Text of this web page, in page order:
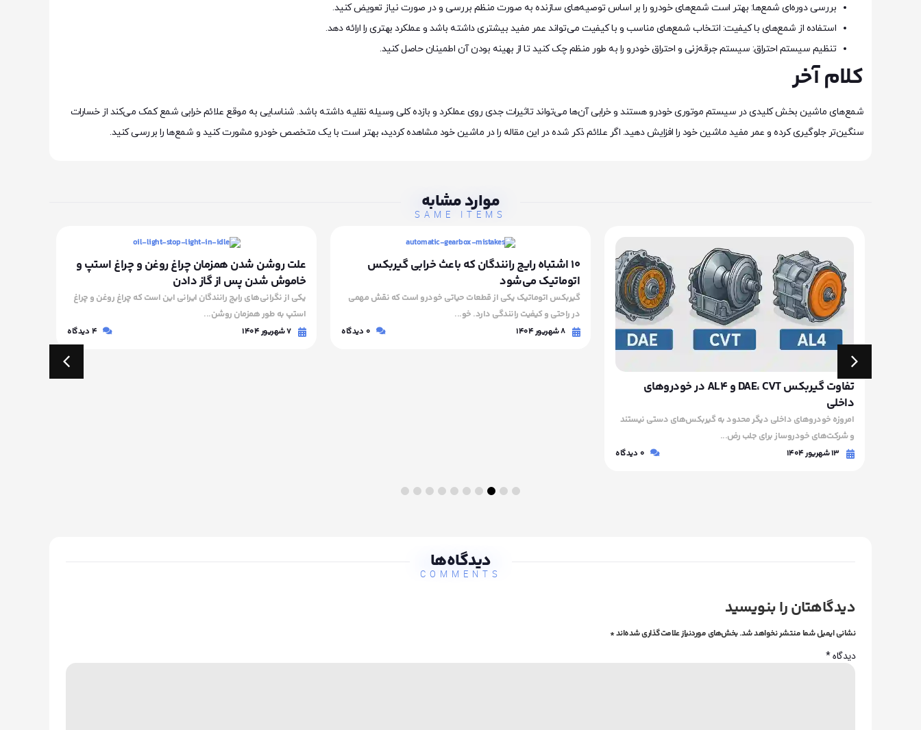
بررسی دوره‌ای شمع‌ها: بهتر است شمع‌های خودرو را بر اساس توصیه‌های سازنده به صورت منظم بررسی و در صورت نیاز تعویض کنید.
استفاده از شمع‌های با کیفیت: انتخاب شمع‌های مناسب و با کیفیت می‌تواند عمر مفید بیشتری داشته باشد و عملکرد بهتری را ارائه دهد.
تنظیم سیستم احتراق: سیستم جرقه‌زنی و احتراق خودرو را به طور منظم چک کنید تا از بهینه بودن آن اطمینان حاصل کنید.
کلام آخر
شمع‌های ماشین بخش کلیدی در سیستم موتوری خودرو هستند و خرابی آن‌ها می‌تواند تاثیرات جدی روی عملکرد و بازده کلی وسیله نقلیه داشته باشد. شناسایی به موقع علائم خرابی شمع کمک می‌کند از خسارات
سنگین‌تر جلوگیری کرده و عمر مفید ماشین خود را افزایش دهید. اگر علائم ذکر شده در این مقاله را در ماشین خود مشاهده کردید، بهتر است با یک متخصص خودرو مشورت کنید و شمع‌ها را بررسی کنید.
موارد مشابه
SAME ITEMS
تفاوت گیربکس DAE، CVT و AL4 در خودروهای
داخلی
امروزه خودروهای داخلی دیگر محدود به گیربکس‌های دستی نیستند
و شرکت‌های خودروساز برای جلب رض...
۱۳ شهریور ۱۴۰۴ 0 دیدگاه
۱۰ اشتباه رایج رانندگان که باعث خرابی گیربکس
اتوماتیک می‌شود
گیربکس اتوماتیک یکی از قطعات حیاتی خودرو است که نقش مهمی
در راحتی و کیفیت رانندگی دارد. خو...
۸ شهریور ۱۴۰۴ 0 دیدگاه
علت روشن شدن همزمان چراغ روغن و چراغ استپ و
خاموش شدن پس از گاز دادن
یکی از نگرانی‌های رایج رانندگان ایرانی این است که چراغ روغن و چراغ
استپ به طور همزمان روشن...
۷ شهریور ۱۴۰۴ 4 دیدگاه
دیدگاه‌ها
COMMENTS
دیدگاهتان را بنویسید
نشانی ایمیل شما منتشر نخواهد شد.بخش‌های موردنیاز علامت‌گذاری شده‌اند*
دیدگاه*